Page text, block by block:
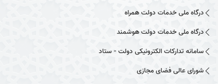
درگاه ملی خدمات دولت همراه
درگاه ملی خدمات دولت هوشمند
سامانه تدارکات الکترونیکی دولت - ستاد
شورای عالی فضای مجازی